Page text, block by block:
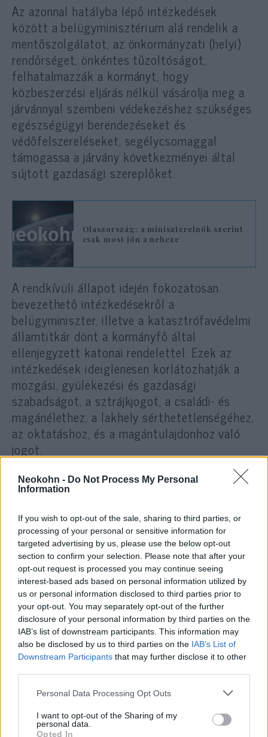
Neokohn - Do Not Process My Personal
Information
If you wish to opt-out of the sale, sharing to third parties, or
processing of your personal or sensitive information for
targeted advertising by us, please use the below opt-out
section to confirm your selection. Please note that after your
opt-out request is processed you may continue seeing
interest-based ads based on personal information utilized by
us or personal information disclosed to third parties prior to
your opt-out. You may separately opt-out of the further
disclosure of your personal information by third parties on the
IAB’s list of downstream participants. This information may
also be disclosed by us to third parties on the IAB’s List of
Downstream Participants that may further disclose it to other
Please note that this website/app uses one or more Google
not limited to your visit or usage behaviour. You may click to
grant or deny consent to Google and its third-party tags to
Personal Data Processing Opt Outs
I want to opt-out of the Sharing of my
personal data.
Opted In
Az azonnal hatályba lépő intézkedések
között a belügyminisztérium alá rendelik a
mentőszolgálatot, az önkormányzati (helyi)
rendőrséget, önkéntes tűzoltóságot,
felhatalmazzák a kormányt, hogy
közbeszerzési eljárás nélkül vásárolja meg a
járvánnyal szembeni védekezéshez szükséges
egészségügyi berendezéseket és
védőfelszereléseket, segélycsomaggal
támogassa a járvány következményei által
sújtott gazdasági szereplőket.
Olaszország: a miniszterelnök szerint
csak most jön a neheze
A rendkívüli állapot idején fokozatosan
bevezethető intézkedésekről a
belügyminiszter, illetve a katasztrófavédelmi
államtitkár dönt a kormányfő által
ellenjegyzett katonai rendelettel. Ezek az
intézkedések ideiglenesen korlátozhatják a
mozgási, gyülekezési és gazdasági
szabadságot, a sztrájkjogot, a családi- és
magánélethez, a lakhely sérthetetlenségéhez,
az oktatáshoz, és a magántulajdonhoz való
jogot.
Iohannis az ország lakosságához
intézett televíziós beszédében
kifejtette: Románia csak akkor
tudja hatékonyan felvenni a
harcot a koronavírus-járvánnyal,
és megvédeni állampolgárai
életét, ha késlekedés nélkül a
meghozza a legdrasztikusabb
óvintézkedéseket.
energiaellátás működni fognak, és szükség
esetén befagyasztják a gyógyszerek,